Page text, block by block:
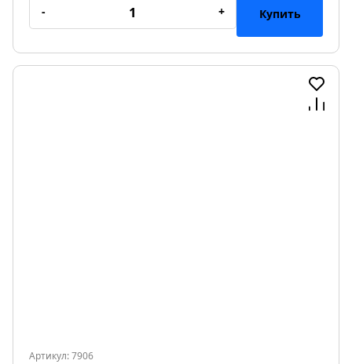
- + Купить
Артикул: 7906